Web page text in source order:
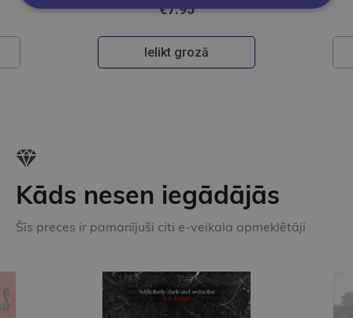
€7.95
Ielikt grozā
Kāds nesen iegādājās
Šīs preces ir pamanījuši citi e-veikala apmeklētāji